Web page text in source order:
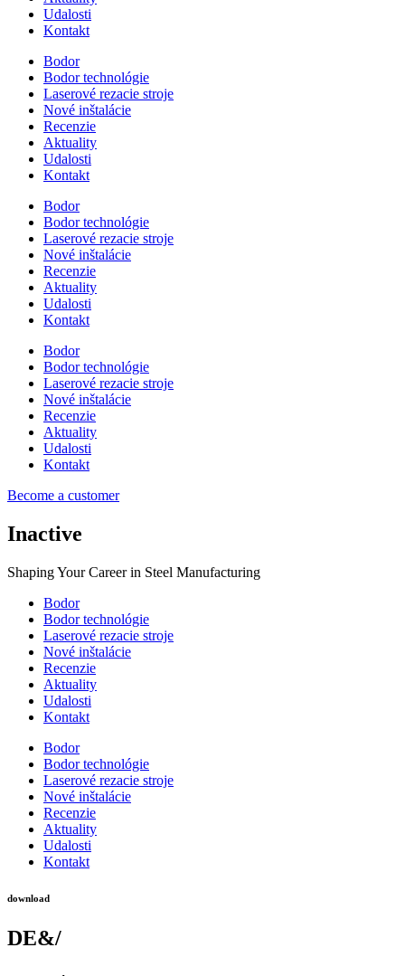
Udalosti
Kontakt
Bodor
Bodor technológie
Laserové rezacie stroje
Nové inštalácie
Recenzie
Aktuality
Udalosti
Kontakt
Bodor
Bodor technológie
Laserové rezacie stroje
Nové inštalácie
Recenzie
Aktuality
Udalosti
Kontakt
Bodor
Bodor technológie
Laserové rezacie stroje
Nové inštalácie
Recenzie
Aktuality
Udalosti
Kontakt
Become a customer
Inactive
Shaping Your Career in Steel Manufacturing
Bodor
Bodor technológie
Laserové rezacie stroje
Nové inštalácie
Recenzie
Aktuality
Udalosti
Kontakt
Bodor
Bodor technológie
Laserové rezacie stroje
Nové inštalácie
Recenzie
Aktuality
Udalosti
Kontakt
download
DE&/